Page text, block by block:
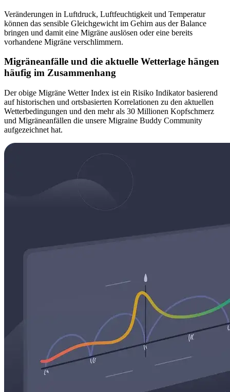
Veränderungen in Luftdruck, Luftfeuchtigkeit und Temperatur
können das sensible Gleichgewicht im Gehirn aus der Balance
bringen und damit eine Migräne auslösen oder eine bereits
vorhandene Migräne verschlimmern.
Migräneanfälle und die aktuelle Wetterlage hängen
häufig im Zusammenhang
Der obige Migräne Wetter Index ist ein Risiko Indikator basierend
auf historischen und ortsbasierten Korrelationen zu den aktuellen
Wetterbedingungen und den mehr als 30 Millionen Kopfschmerz
und Migräneanfällen die unsere Migraine Buddy Community
aufgezeichnet hat.